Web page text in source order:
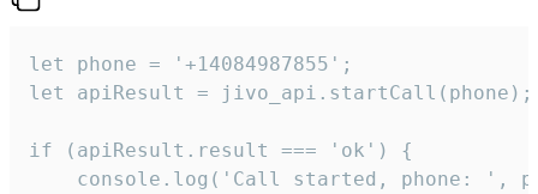
let phone = '+14084987855';
let apiResult = jivo_api.startCall(phone);
if (apiResult.result === 'ok') {
console.log('Call started, phone: ',